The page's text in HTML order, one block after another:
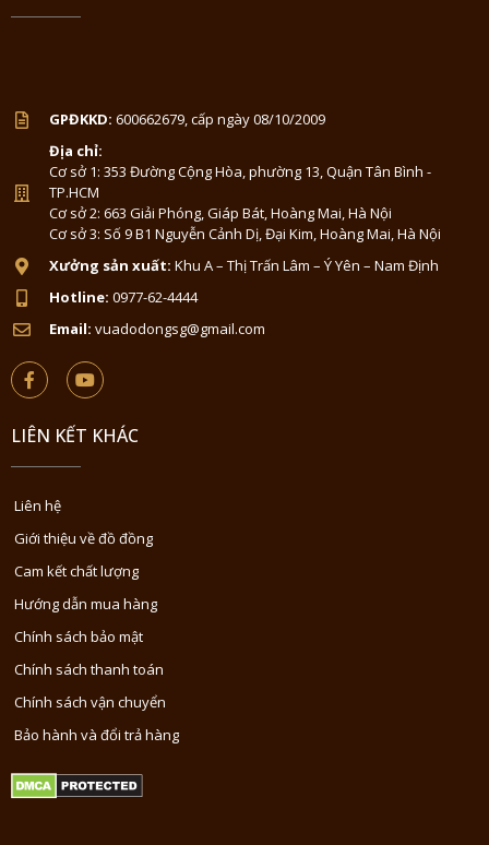
GPĐKKD: 600662679, cấp ngày 08/10/2009
Địa chỉ:
Cơ sở 1: 353 Đường Cộng Hòa, phường 13, Quận Tân Bình -
TP.HCM
Cơ sở 2: 663 Giải Phóng, Giáp Bát, Hoàng Mai, Hà Nội
Cơ sở 3: Số 9 B1 Nguyễn Cảnh Dị, Đại Kim, Hoàng Mai, Hà Nội
Xưởng sản xuất: Khu A – Thị Trấn Lâm – Ý Yên – Nam Định
Hotline: 0977-62-4444
Email: vuadodongsg@gmail.com
LIÊN KẾT KHÁC
Liên hệ
Giới thiệu về đồ đồng
Cam kết chất lượng
Hướng dẫn mua hàng
Chính sách bảo mật
Chính sách thanh toán
Chính sách vận chuyển
Bảo hành và đổi trả hàng